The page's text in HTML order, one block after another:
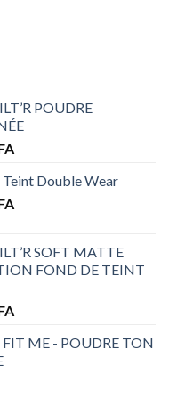
POUDRE
Plage
prix :
28.000 CFA
Teint Double Wear
Plage
28.000 CFA
à
SOFT MATTE
FOND DE TEINT
Plage
prix :ME - POUDRE TON